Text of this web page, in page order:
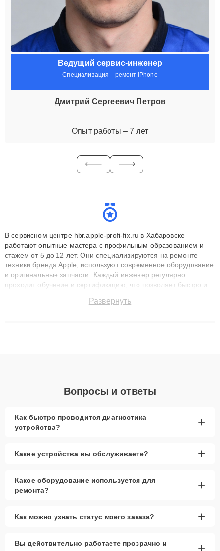
Ведущий сервис-инженер
Специализация – ремонт iPhone
Дмитрий Сергеевич Петров
Опыт работы – 7 лет
В сервисном центре hbr.apple-profi-fix.ru в Хабаровске
работают опытные мастера с профильным образованием и
стажем от 5 до 12 лет. Они специализируются на ремонте
техники бренда Apple, используют современное оборудование
и оригинальные запчасти. Каждый инженер регулярно
проходит обучение и сертификацию, что позволяет быстро и
сохранением гарантии до 3 лет. Наши мастера решают
Развернуть
Вопросы и ответы
Как быстро проводится диагностика
устройства?
+
Какие устройства вы обслуживаете? +
Какое оборудование используется для
ремонта?
+
Как можно узнать статус моего заказа? +
Вы действительно работаете прозрачно и
+